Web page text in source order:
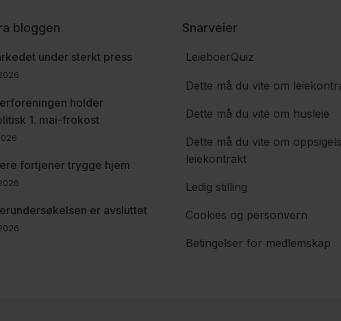
bloggen
under sterkt press
holder
1. mai-frokost
fortjener trygge hjem
er avsluttet
Snarveier
LeieboerQuiz
Dette må du vite om
Dette må du vite om husleie
Dette må du vite om
leiekontrakt
Ledig stilling
Cookies og personvern
Betingelser for medlemskap